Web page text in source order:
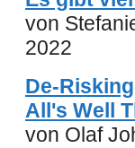
von
2022
De-
All's Well
von Olaf